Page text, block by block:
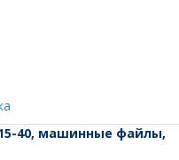
40, машинные файлы,